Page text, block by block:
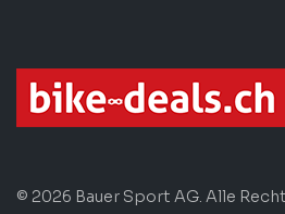
© 2026 Bauer Sport AG. Alle